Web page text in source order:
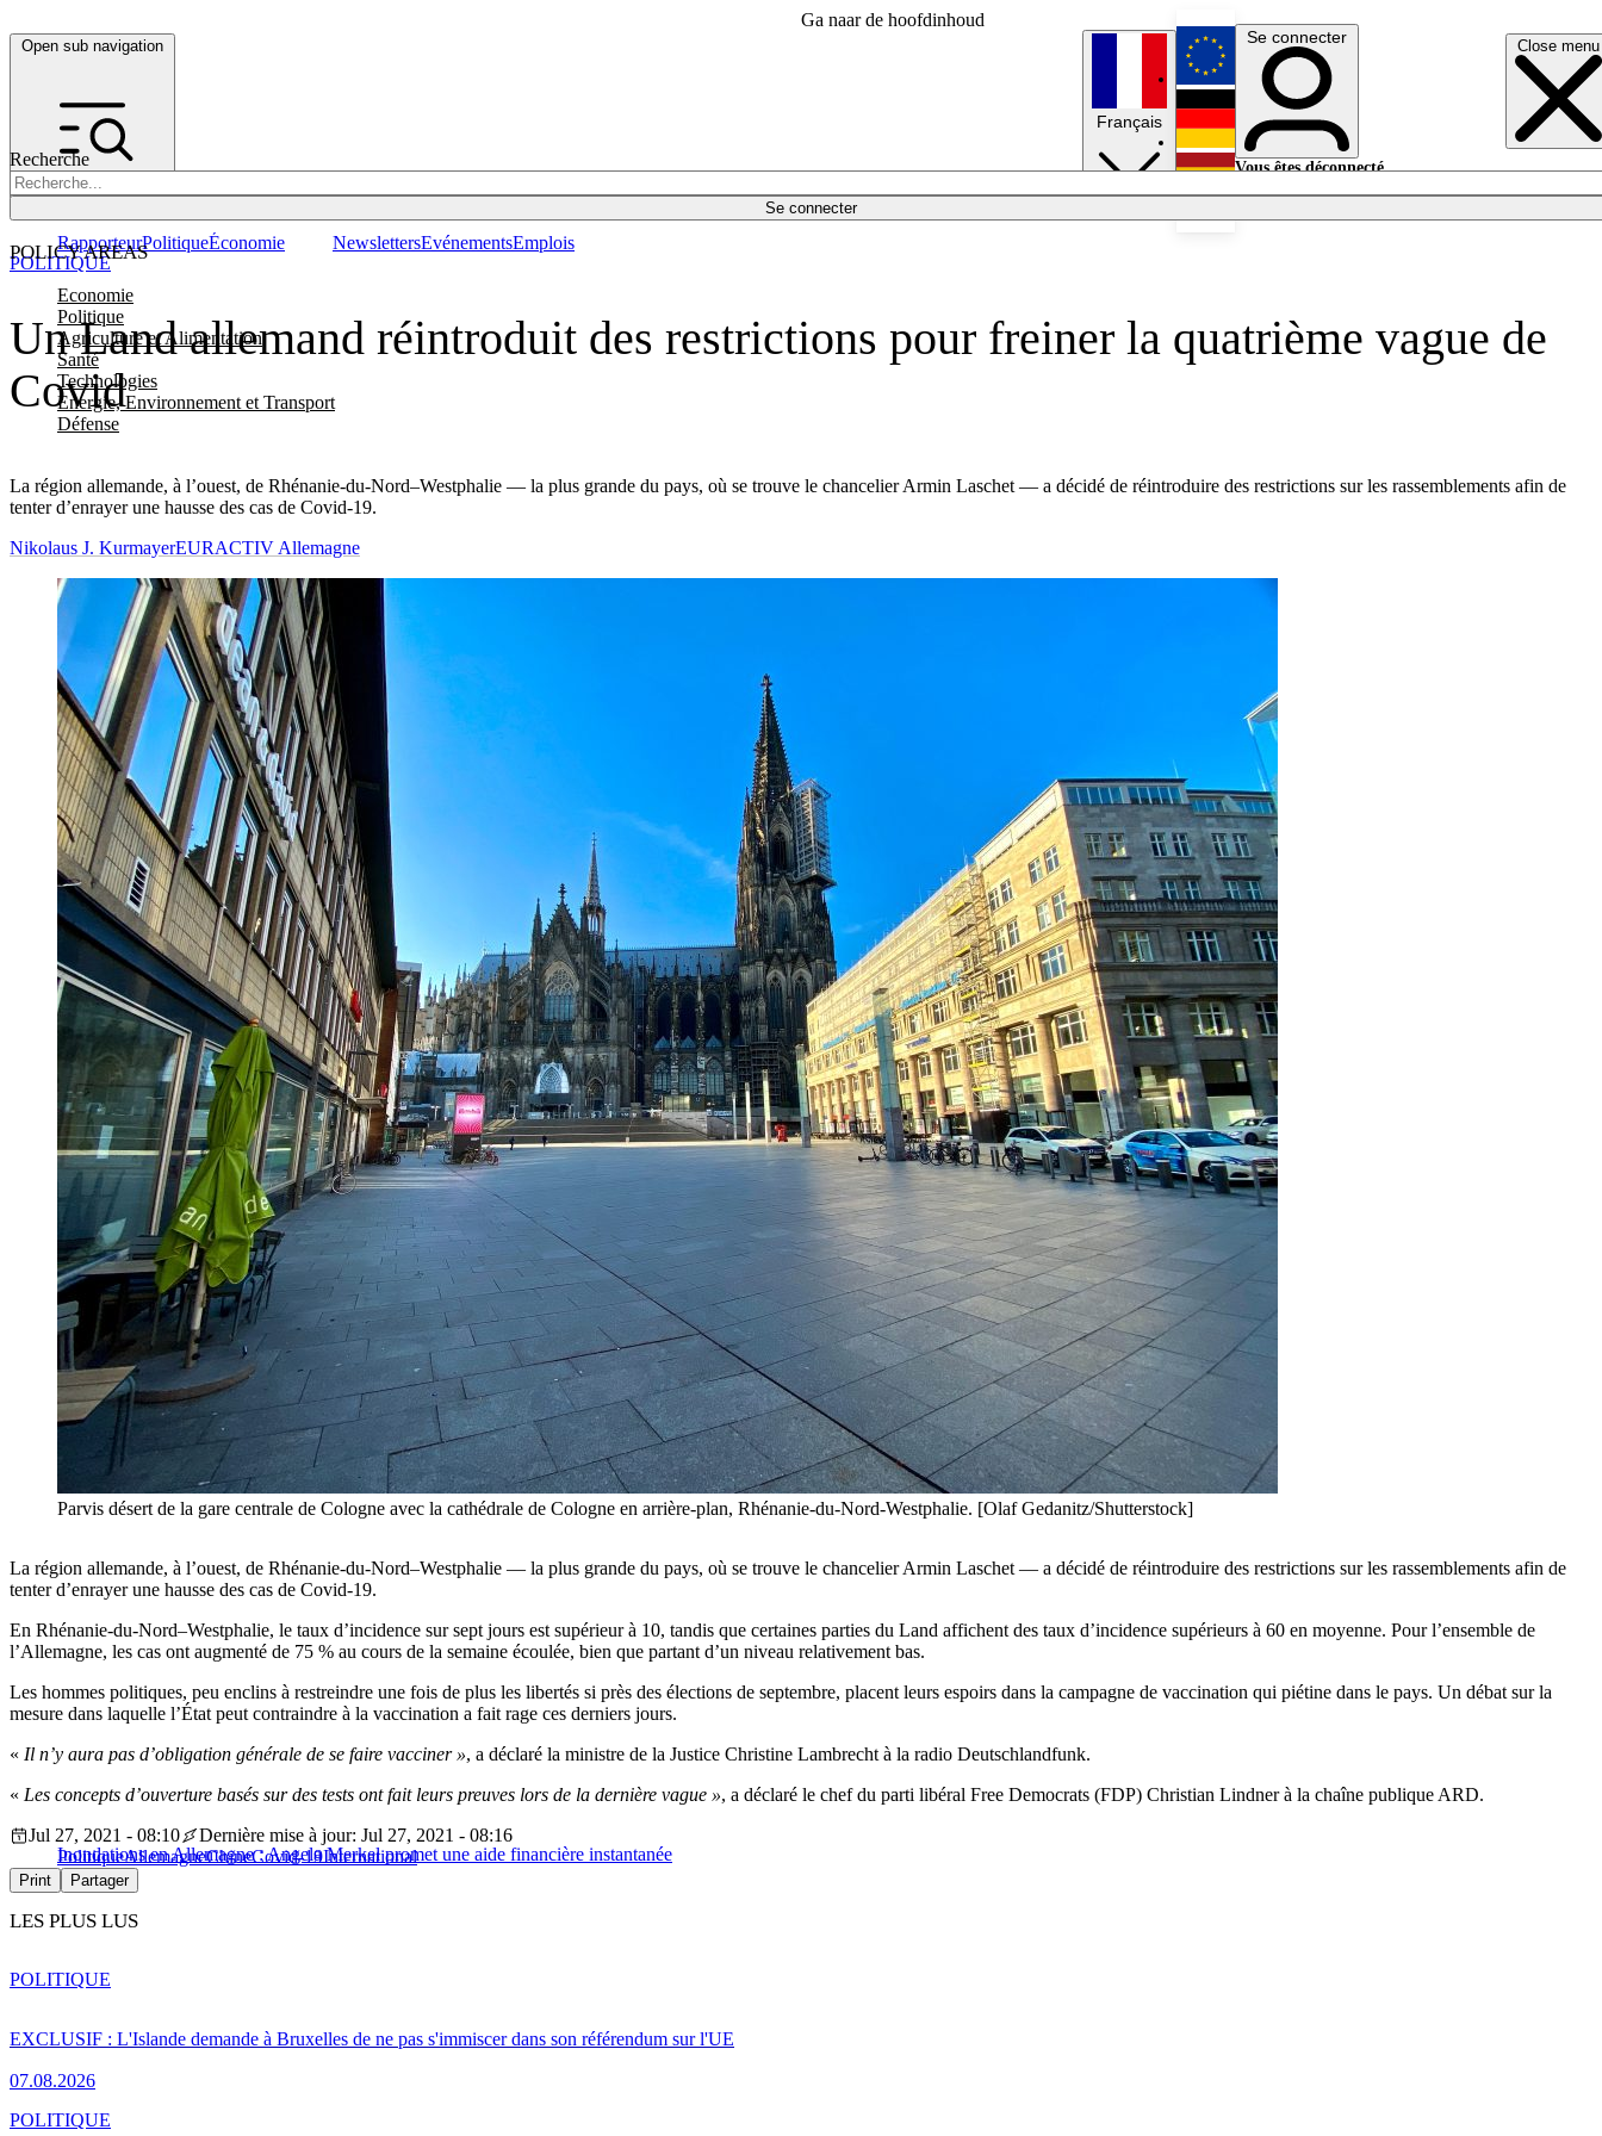
Ga naar de hoofdinhoud
Open sub navigation Close menu
Recherche
Se connecter
POLICY AREAS
Economie
Politique
Agriculture et Alimentation
Santé
Technologies
Energie, Environnement et Transport
Défense
RapporteurPolitiqueÉconomie NewslettersEvénementsEmplois
Français
English
Deutsch
Se connecter
Vous êtes déconnecté.
Un Land allemand réintroduit des restrictions pour freiner la quatrième vague de
Covid
La région allemande, à l’ouest, de Rhénanie-du-Nord–Westphalie — la plus grande du pays, où se trouve le chancelier Armin Laschet — a décidé de réintroduire des restrictions sur les rassemblements afin de
tenter d’enrayer une hausse des cas de Covid-19.
POLITIQUE
Nikolaus J. KurmayerEURACTIV Allemagne
Parvis désert de la gare centrale de Cologne avec la cathédrale de Cologne en arrière-plan, Rhénanie-du-Nord-Westphalie. [Olaf Gedanitz/Shutterstock]
La région allemande, à l’ouest, de Rhénanie-du-Nord–Westphalie — la plus grande du pays, où se trouve le chancelier Armin Laschet — a décidé de réintroduire des restrictions sur les rassemblements afin de
tenter d’enrayer une hausse des cas de Covid-19.
En Rhénanie-du-Nord–Westphalie, le taux d’incidence sur sept jours est supérieur à 10, tandis que certaines parties du Land affichent des taux d’incidence supérieurs à 60 en moyenne. Pour l’ensemble de
l’Allemagne, les cas ont augmenté de 75 % au cours de la semaine écoulée, bien que partant d’un niveau relativement bas.
Les hommes politiques, peu enclins à restreindre une fois de plus les libertés si près des élections de septembre, placent leurs espoirs dans la campagne de vaccination qui piétine dans le pays. Un débat sur la
mesure dans laquelle l’État peut contraindre à la vaccination a fait rage ces derniers jours.
« Il n’y aura pas d’obligation générale de se faire vacciner », a déclaré la ministre de la Justice Christine Lambrecht à la radio Deutschlandfunk.
« Les concepts d’ouverture basés sur des tests ont fait leurs preuves lors de la dernière vague », a déclaré le chef du parti libéral Free Democrats (FDP) Christian Lindner à la chaîne publique ARD.
Inondations en Allemagne : Angela Merkel promet une aide financière instantanée
Jul 27, 2021 - 08:10
Dernière mise à jour: Jul 27, 2021 - 08:16
PolitiqueAllemagneChineCovid-19International
Print Partager
LES PLUS LUS
EXCLUSIF : L'Islande demande à Bruxelles de ne pas s'immiscer dans son référendum sur l'UE
07.08.2026
POLITIQUE
POLITIQUE